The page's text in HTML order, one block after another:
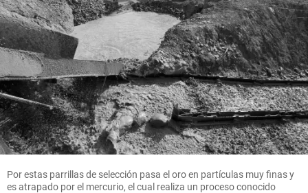
Por estas parrillas de selección pasa el oro en partículas muy finas y
es atrapado por el mercurio, el cual realiza un proceso conocido